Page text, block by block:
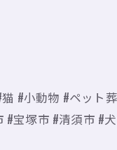
#小動物 #ペット
宝塚市 #清須市 #